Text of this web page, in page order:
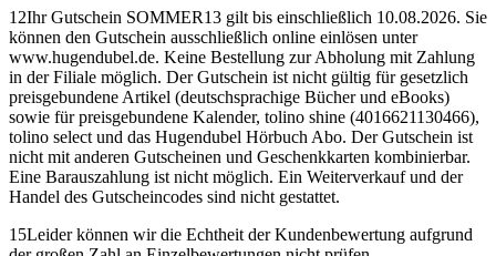
12Ihr Gutschein SOMMER13 gilt bis einschließlich 10.08.2026. Sie
können den Gutschein ausschließlich online einlösen unter
www.hugendubel.de. Keine Bestellung zur Abholung mit Zahlung
in der Filiale möglich. Der Gutschein ist nicht gültig für gesetzlich
preisgebundene Artikel (deutschsprachige Bücher und eBooks)
sowie für preisgebundene Kalender, tolino shine (4016621130466),
tolino select und das Hugendubel Hörbuch Abo. Der Gutschein ist
nicht mit anderen Gutscheinen und Geschenkkarten kombinierbar.
Eine Barauszahlung ist nicht möglich. Ein Weiterverkauf und der
Handel des Gutscheincodes sind nicht gestattet.
15Leider können wir die Echtheit der Kundenbewertung aufgrund